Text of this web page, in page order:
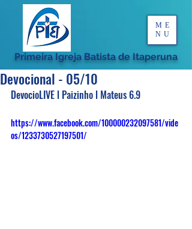
Primeira Igreja Batista de Itaperuna
ME
NU
Devocional - 05/10
DevocioLIVE l Paizinho l Mateus 6.9
https://www.facebook.com/100000232097581/vide
os/1233730527197501/